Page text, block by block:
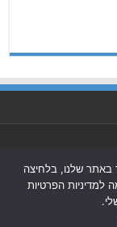
הצהרת נגישות
באתר שלנו, בלחיצה
הפרטיות